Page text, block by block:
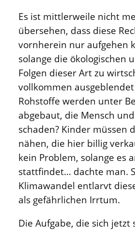
Es ist mittlerweile nicht
übersehen, dass diese
vornherein nur aufgehen
solange die ökologischen
Folgen dieser Art zu
vollkommen
Rohstoffe werden unter
abgebaut, die Mensch
schaden? Kinder müssen
nähen, die hier billig
kein Problem, solange es
stattfindet… dachte man.
Klimawandel entlarvt
als gefährlichen Irrtum.
Die Aufgabe, die sich